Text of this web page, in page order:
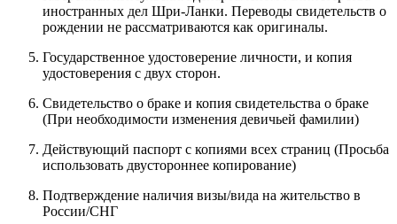
иностранных дел Шри-Ланки. Переводы свидетельств о
рождении не рассматриваются как оригиналы.
Государственное удостоверение личности, и копия
удостоверения с двух сторон.
Свидетельство о браке и копия свидетельства о браке
(При необходимости изменения девичьей фамилии)
Действующий паспорт с копиями всех страниц (Просьба
использовать двустороннее копирование)
Подтверждение наличия визы/вида на жительство в
России/СНГ